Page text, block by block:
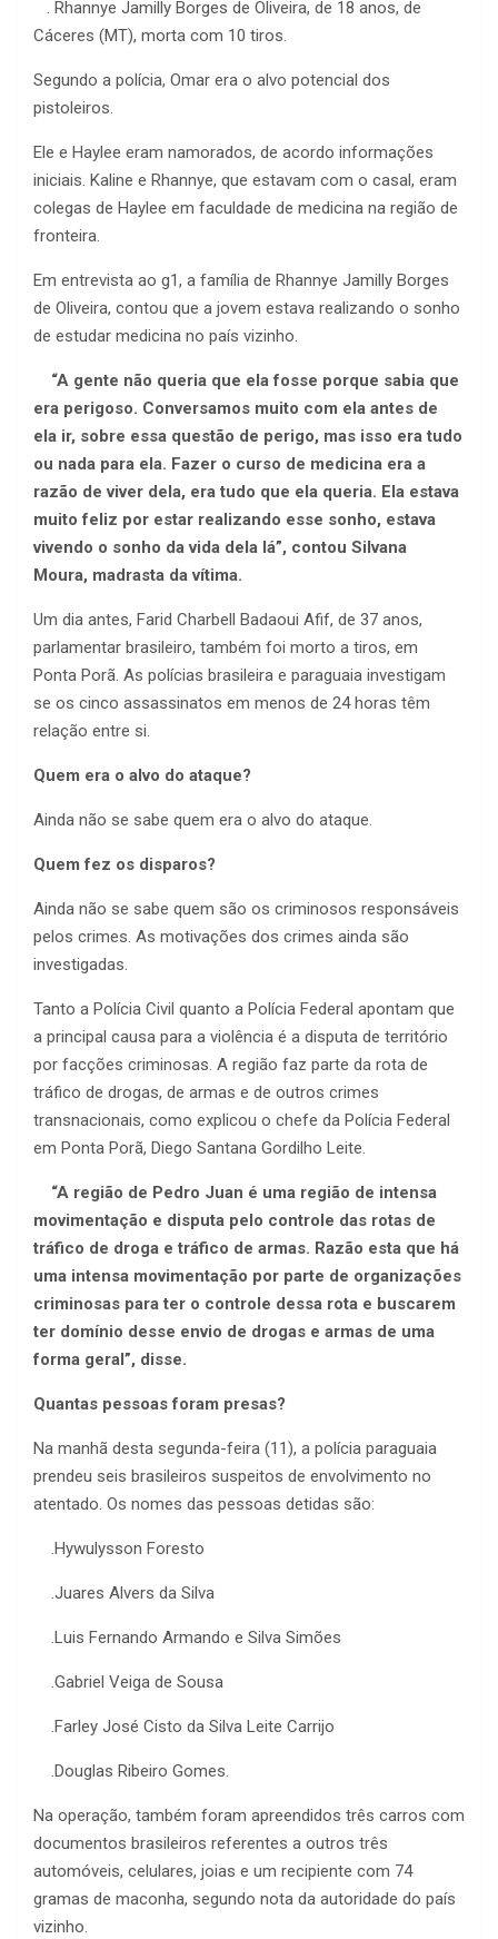
. Rhannye Jamilly Borges de Oliveira, de 18 anos, de
Cáceres (MT), morta com 10 tiros.
Segundo a polícia, Omar era o alvo potencial dos
pistoleiros.
Ele e Haylee eram namorados, de acordo informações
iniciais. Kaline e Rhannye, que estavam com o casal, eram
colegas de Haylee em faculdade de medicina na região de
fronteira.
Em entrevista ao g1, a família de Rhannye Jamilly Borges
de Oliveira, contou que a jovem estava realizando o sonho
de estudar medicina no país vizinho.
“A gente não queria que ela fosse porque sabia que
era perigoso. Conversamos muito com ela antes de
ela ir, sobre essa questão de perigo, mas isso era tudo
ou nada para ela. Fazer o curso de medicina era a
razão de viver dela, era tudo que ela queria. Ela estava
muito feliz por estar realizando esse sonho, estava
vivendo o sonho da vida dela lá”, contou Silvana
Moura, madrasta da vítima.
Um dia antes, Farid Charbell Badaoui Afif, de 37 anos,
parlamentar brasileiro, também foi morto a tiros, em
Ponta Porã. As polícias brasileira e paraguaia investigam
se os cinco assassinatos em menos de 24 horas têm
relação entre si.
Quem era o alvo do ataque?
Ainda não se sabe quem era o alvo do ataque.
Quem fez os disparos?
Ainda não se sabe quem são os criminosos responsáveis
pelos crimes. As motivações dos crimes ainda são
investigadas.
Tanto a Polícia Civil quanto a Polícia Federal apontam que
a principal causa para a violência é a disputa de território
por facções criminosas. A região faz parte da rota de
tráfico de drogas, de armas e de outros crimes
transnacionais, como explicou o chefe da Polícia Federal
em Ponta Porã, Diego Santana Gordilho Leite.
“A região de Pedro Juan é uma região de intensa
movimentação e disputa pelo controle das rotas de
tráfico de droga e tráfico de armas. Razão esta que há
uma intensa movimentação por parte de organizações
criminosas para ter o controle dessa rota e buscarem
ter domínio desse envio de drogas e armas de uma
forma geral”, disse.
Quantas pessoas foram presas?
Na manhã desta segunda-feira (11), a polícia paraguaia
prendeu seis brasileiros suspeitos de envolvimento no
atentado. Os nomes das pessoas detidas são:
.Hywulysson Foresto
.Juares Alvers da Silva
.Luis Fernando Armando e Silva Simões
.Gabriel Veiga de Sousa
.Farley José Cisto da Silva Leite Carrijo
.Douglas Ribeiro Gomes.
Na operação, também foram apreendidos três carros com
documentos brasileiros referentes a outros três
automóveis, celulares, joias e um recipiente com 74
gramas de maconha, segundo nota da autoridade do país
vizinho.